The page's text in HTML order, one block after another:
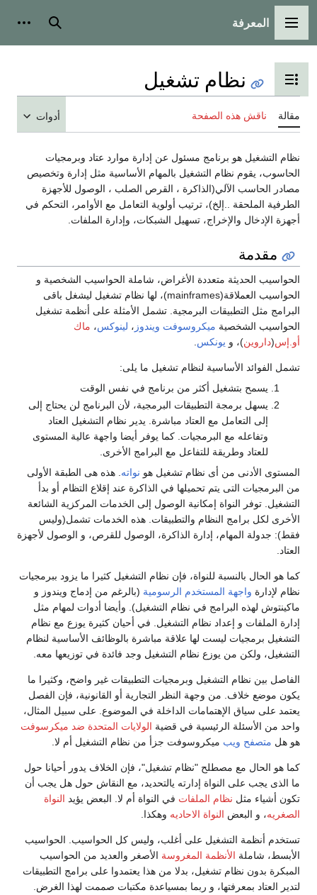
القائمة الرئيسية
المعرفة بحث
تبديل عرض جدول المحتويات
نظام تشغيل
مقالة ناقش هذه الصفحة أدوات
نظام التشغيل هو برنامج مسئول عن إدارة موارد عتاد وبرمجيات
الحاسوب، يقوم نظام التشغيل بالمهام الأساسية مثل إدارة وتخصيص
مصادر الحاسب الآلي(الذاكرة ، القرص الصلب ، الوصول للأجهزة
الطرفية الملحقة ..إلخ)، ترتيب أولوية التعامل مع الأوامر، التحكم في
أجهزة الإدخال والإخراج، تسهيل الشبكات، وإدارة الملفات.
مقدمة
الحواسيب الحديثة متعددة الأغراض، شاملة الحواسيب الشخصية و
الحواسيب العملاقة(mainframes)، لها نظام تشغيل ليشغل باقى
البرامج مثل التطبيقات البرمجية. تشمل الأمثلة على أنظمة تشغيل
الحواسيب الشخصية ميكروسوفت ويندوز ، لينوكس، ماك
أو.إس(داروين)، و يونكس.
تشمل الفوائد الأساسية لنظام تشغيل ما يلى:
يسمح بتشغيل أكثر من برنامج في نفس الوقت
يسهل برمجة التطبيقات البرمجية، لأن البرنامج لن يحتاج إلى
إلى التعامل مع العتاد مباشرة. يدير نظام التشغيل العتاد
وتفاعله مع البرمجيات. كما يوفر أيضا واجهة عالية المستوى
للعتاد وطريقة للتفاعل مع البرامج الأخرى.
المستوى الأدنى من أى نظام تشغيل هو نواته . هذه هى الطبقة الأولى
من البرمجيات التى يتم تحميلها في الذاكرة عند إقلاع التظام أو بدأ
التشغيل. توفر النواة إمكانية الوصول إلى الخدمات المركزية الشائعة
الأخرى لكل برامج النظام والتطبيقات. هذه الخدمات تشمل(وليس
فقط): جدولة المهام، إدارة الذاكرة، الوصول للقرص، و الوصول لأجهزة
العتاد.
كما هو الحال بالنسبة للنواة، فإن نظام التشغيل كثيرا ما يزود ببرمجيات
نظام لإدارة واجهة المستخدم الرسومية (بالرغم من إدماج ويندوز و
ماكينتوش لهذه البرامج في نظام التشغيل). وأيضا أدوات لمهام مثل
إدارة الملفات و إعداد نظام التشغيل. في أحيان كثيرة يوزع مع نظام
التشغيل برمجيات ليست لها علاقة مباشرة بالوظائف الأساسية لنظام
التشغيل، ولكن من يوزع نظام التشغيل وجد فائدة في توزيعها معه.
الفاصل بين نظام التشغيل وبرمجيات التطبيقات غير واضح، وكثيرا ما
يكون موضع خلاف. من وجهة النظر التجارية أو القانونية، فإن الفصل
يعتمد على سياق الإهتمامات الداخلة في الموضوع. على سبيل المثال،
واحد من الأسئلة الرئيسية في قضية الولايات المتحدة ضد ميكرسوفت
هو هل متصفح ويب ميكروسوفت جزأ من نظام التشغيل أم لا.
كما هو الحال مع مصطلح "نظام تشغيل"، فإن الخلاف يدور أحيانا حول
ما الذى يجب على النواة إدارته يالتحديد، مع النقاش حول هل يجب أن
تكون أشياء مثل نظام الملفات في النواة أم لا. البعض يؤيد النواة
الصغريه، و البعض النواة الاحاديه وهكذا.
تستخدم أنظمة التشغيل على أغلب، وليس كل الحواسيب. الحواسيب
الأبسط، شاملة الأنظمة المغروسة الأصغر والعديد من الحواسيب
المبكرة بدون نظام تشغيل، بدلا من هذا يعتمدوا على برامج التطبيقات
لتدير العتاد بمعرفتها، و ربما بمسياعدة مكتبات صممت لهذا الغرض.